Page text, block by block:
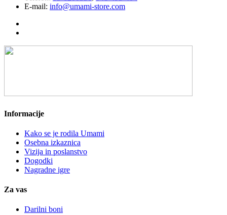
E-mail: info@umami-store.com
Informacije
Kako se je rodila Umami
Osebna izkaznica
Vizija in poslanstvo
Dogodki
Nagradne igre
Za vas
Darilni boni